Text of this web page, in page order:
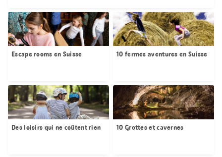
Escape rooms en Suisse 10 fermes aventures en Suisse
Des loisirs qui ne coûtent rien 10 Grottes et cavernes